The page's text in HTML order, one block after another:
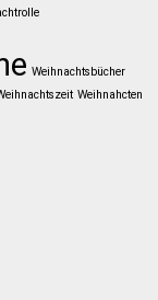
Weihnachtsbücher
Weihnahcten